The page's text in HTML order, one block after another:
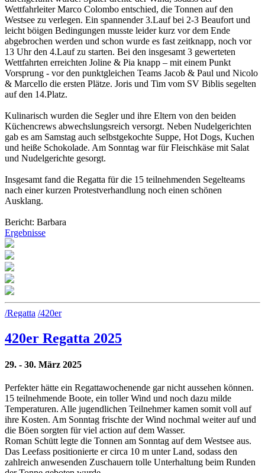
Wettfahrleiter Marco Colombo entschied, die Tonnen auf den
Westsee zu verlegen. Ein spannender 3.Lauf bei 2-3 Beaufort und
leicht böigen Bedingungen musste leider kurz vor dem Ende
abgebrochen werden und schon wurde es fast zeitknapp, noch vor
13 Uhr den 4.Lauf zu starten. Bei den insgesamt 3 gewerteten
Wettfahrten erreichten Joline & Pia knapp – mit einem Punkt
Vorsprung - vor den punktgleichen Teams Jacob & Paul und Nicolo
& Marcello die ersten Plätze. Joris und Tim vom SV Biblis segelten
auf den 14.Platz.
Kulinarisch wurden die Segler und ihre Eltern von den beiden
Küchencrews abwechslungsreich versorgt. Neben Nudelgerichten
gab es am Samstag auch selbstgekochte Suppe, Hot Dogs, Kuchen
und heiße Schokolade. Am Sonntag war für Fleischkäse mit Salat
und Nudelgerichte gesorgt.
Insgesamt fand die Regatta für die 15 teilnehmenden Segelteams
nach einer kurzen Protestverhandlung noch einen schönen
Ausklang.
Bericht: Barbara
Ergebnisse
/Regatta /420er
420er Regatta 2025
29. - 30. März 2025
Perfekter hätte ein Regattawochenende gar nicht aussehen können.
15 teilnehmende Boote, ein toller Wind und noch dazu milde
Temperaturen. Alle jugendlichen Teilnehmer kamen somit voll auf
ihre Kosten. Am Sonntag frischte der Wind nochmal weiter auf und
die Böen sorgten für viel action auf dem Wasser.
Roman Schütt legte die Tonnen am Sonntag auf dem Westsee aus.
Das Leefass positionierte er circa 10 m unter Land, sodass den
zahlreich anwesenden Zuschauern tolle Unterhaltung beim Runden